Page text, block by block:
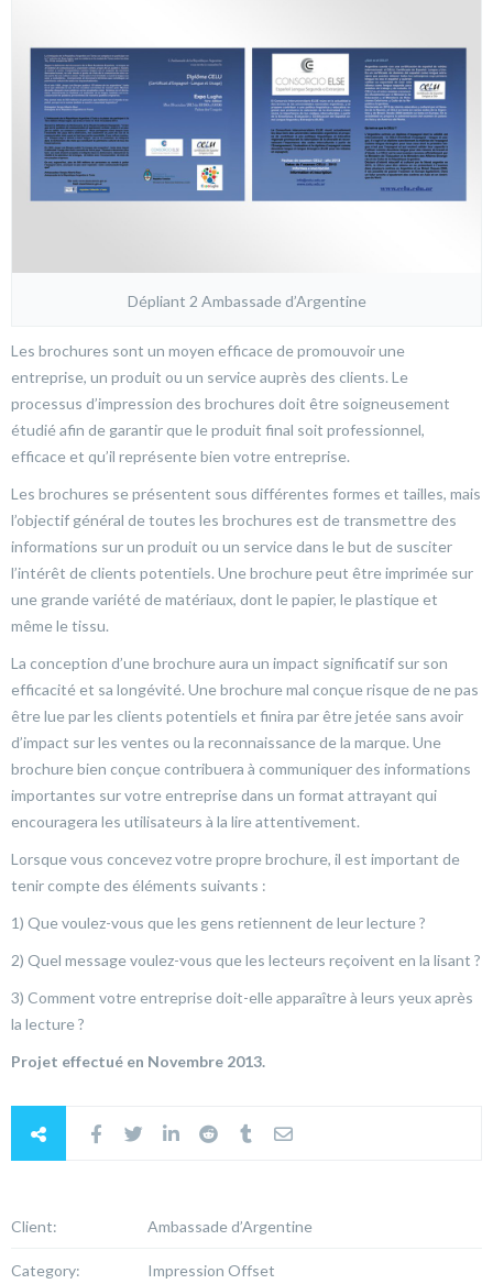
Dépliant 2 Ambassade d’Argentine
Les brochures sont un moyen efficace de promouvoir une
entreprise, un produit ou un service auprès des clients. Le
processus d’impression des brochures doit être soigneusement
étudié afin de garantir que le produit final soit professionnel,
efficace et qu’il représente bien votre entreprise.
Les brochures se présentent sous différentes formes et tailles, mais
l’objectif général de toutes les brochures est de transmettre des
informations sur un produit ou un service dans le but de susciter
l’intérêt de clients potentiels. Une brochure peut être imprimée sur
une grande variété de matériaux, dont le papier, le plastique et
même le tissu.
La conception d’une brochure aura un impact significatif sur son
efficacité et sa longévité. Une brochure mal conçue risque de ne pas
être lue par les clients potentiels et finira par être jetée sans avoir
d’impact sur les ventes ou la reconnaissance de la marque. Une
brochure bien conçue contribuera à communiquer des informations
importantes sur votre entreprise dans un format attrayant qui
encouragera les utilisateurs à la lire attentivement.
Lorsque vous concevez votre propre brochure, il est important de
tenir compte des éléments suivants :
1) Que voulez-vous que les gens retiennent de leur lecture ?
2) Quel message voulez-vous que les lecteurs reçoivent en la lisant ?
3) Comment votre entreprise doit-elle apparaître à leurs yeux après
la lecture ?
Projet effectué en Novembre 2013.
Client: Ambassade d’Argentine
Category: Impression Offset